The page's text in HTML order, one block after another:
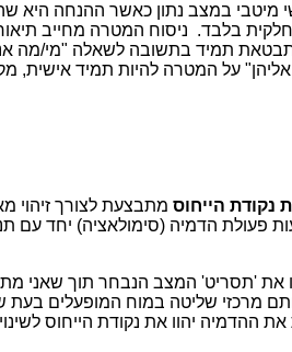
במצב נתון כאשר ההנחה היא
בלבד. ניסוח המטרה מחייב
תמיד בתשובה לשאלה "מי/מה אני
על המטרה להיות תמיד אישית,
נקודת הייחוס מתבצעת לצורך זיהוי
פעולת הדמיה (סימולאציה) יחד עם
את 'תסריט' המצב הנבחר תוך שאני
מרכזי שליטה במוח המופעלים
את ההדמיה יהוו את נקודת הייחוס